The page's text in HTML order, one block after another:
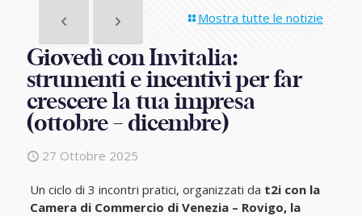
Mostra tutte le notizie
Giovedì con Invitalia:
strumenti e incentivi per far
crescere la tua impresa
(ottobre – dicembre)
27 Ottobre 2025
Un ciclo di 3 incontri pratici, organizzati da t2i con la
Camera di Commercio di Venezia – Rovigo, la